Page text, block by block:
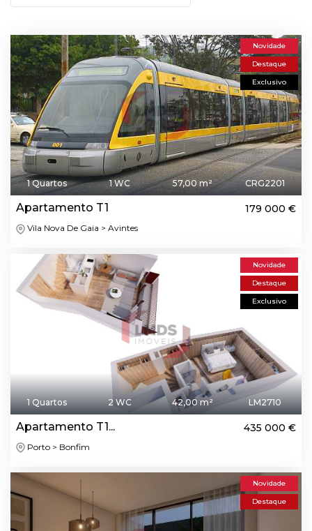
Novidade
Destaque
Exclusivo
1 Quartos 1 WC 57,00 m² CRG2201
Apartamento T1 179 000 €
Vila Nova De Gaia > Avintes
Novidade
Destaque
Exclusivo
1 Quartos 2 WC 42,00 m² LM2710
Apartamento T1... 435 000 €
Porto > Bonfim
Novidade
Destaque